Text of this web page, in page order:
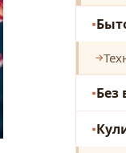
Без